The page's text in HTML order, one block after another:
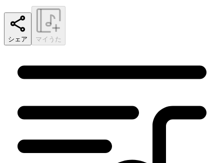
シェア マイうた